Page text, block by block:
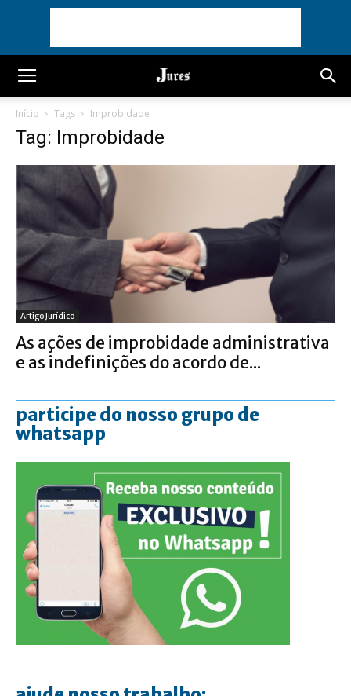
Início Tags Improbidade
Tag: Improbidade
Artigo Jurídico
As ações de improbidade administrativa
e as indefinições do acordo de...
participe do nosso grupo de
whatsapp